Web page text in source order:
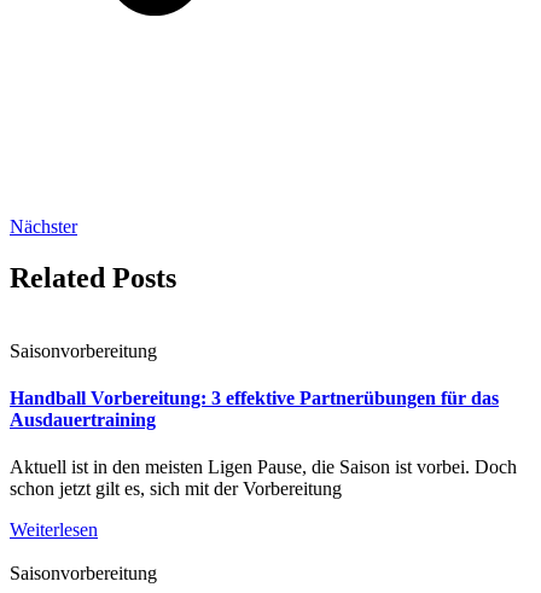
Nächster
Related Posts
Saisonvorbereitung
Handball Vorbereitung: 3 effektive Partnerübungen für das
Ausdauertraining
Aktuell ist in den meisten Ligen Pause, die Saison ist vorbei. Doch
schon jetzt gilt es, sich mit der Vorbereitung
Weiterlesen
Saisonvorbereitung